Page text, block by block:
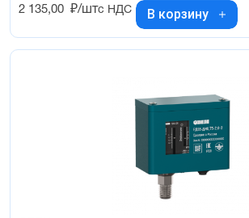
2 135,00 ₽/штс НДС В корзину